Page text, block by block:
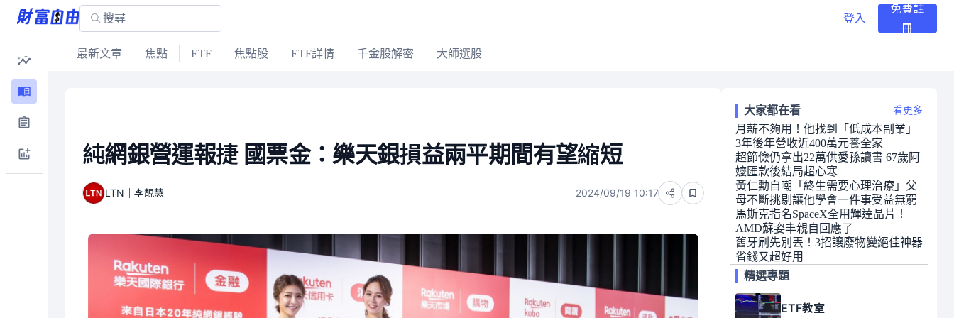
登入
免費註
冊
最新文章 焦點 ETF 焦點股 ETF詳情 千金股解密 大師選股
純網銀營運報捷 國票金：樂天銀損益兩平期間有望縮短
LTN｜李靚慧 2024/09/19 10:17
大家都在看 看更多
月薪不夠用！他找到「低成本副業」
3年後年營收近400萬元養全家
超節儉仍拿出22萬供愛孫讀書 67歲阿
嬤匯款後結局超心寒
黃仁勳自嘲「終生需要心理治療」父
母不斷挑剔讓他學會一件事受益無窮
馬斯克指名SpaceX全用輝達晶片！
AMD蘇姿丰親自回應了
舊牙刷先別丟！3招讓廢物變絕佳神器
省錢又超好用
精選專題
ETF教室